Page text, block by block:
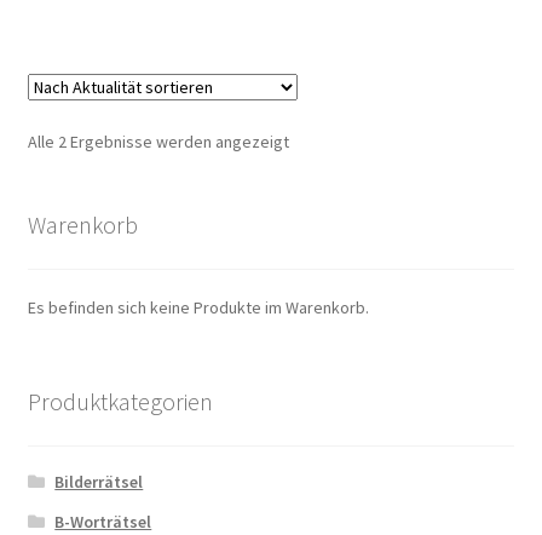
Alle 2 Ergebnisse werden angezeigtNach
Warenkorb
Es befinden sich keine Produkte im Warenkorb.
Produktkategorien
Bilderrätsel
B-Worträtsel